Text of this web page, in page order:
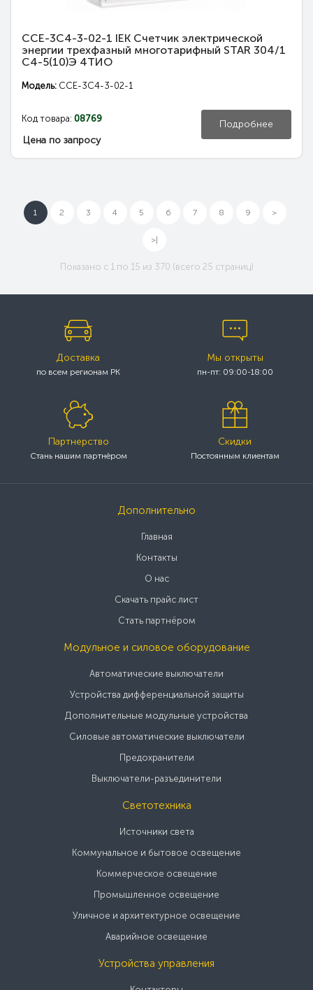
CCE-3C4-3-02-1 IEK Счетчик электрической
энергии трехфазный многотарифный STAR 304/1
С4-5(10)Э 4ТИО
Модель: CCE-3C4-3-02-1
Код товара: 08769
Цена по запросу
Подробнее
1 2 3 4 5 6 7 8 9 >
>|
Показано с 1 по 15 из 370 (всего 25 страниц)
Доставка
по всем регионам РК
Мы открыты
пн-пт: 09:00-18:00
Партнерство
Стань нашим партнёром
Скидки
Постоянным клиентам
Дополнительно
Главная
Контакты
О нас
Скачать прайс лист
Стать партнёром
Модульное и силовое оборудование
Автоматические выключатели
Устройства дифференциальной защиты
Дополнительные модульные устройства
Силовые автоматические выключатели
Предохранители
Выключатели-разъединители
Светотехника
Источники света
Коммунальное и бытовое освещение
Коммерческое освещение
Промышленное освещение
Уличное и архитектурное освещение
Аварийное освещение
Устройства управления